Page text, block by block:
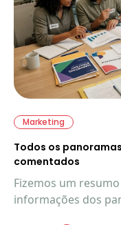
Marketing
Todos os
comentados
Fizemos um
informações dos